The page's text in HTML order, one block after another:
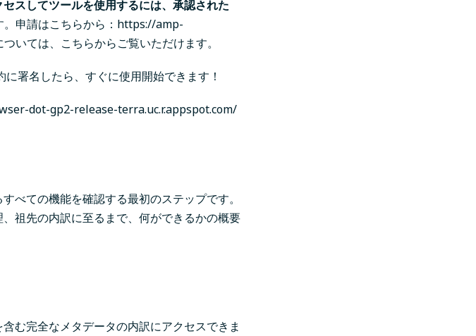
スしてツールを使用するには、承認された
申請はこちらから： https://amp-
いては、 こちらからご覧いただけます。
署名したら、すぐに使用開始できます！
dot-gp2-release-terra.uc.r.appspot.com/
べての機能を確認する最初のステップです。
祖先の内訳に至るまで、何ができるかの概要
む完全なメタデータの内訳にアクセスできま